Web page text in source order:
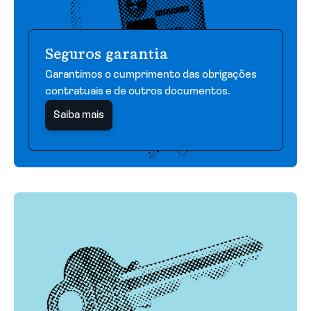
Seguros garantia
Garantimos o cumprimento das obrigações
contratuais e de outros documentos.
Saiba mais